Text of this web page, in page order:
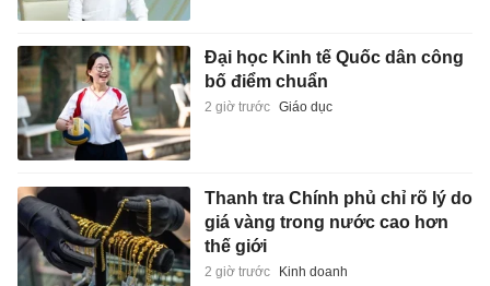
Đại học Kinh tế Quốc dân công
bố điểm chuẩn
2 giờ trước Giáo dục
Thanh tra Chính phủ chỉ rõ lý do
giá vàng trong nước cao hơn
thế giới
2 giờ trước Kinh doanh